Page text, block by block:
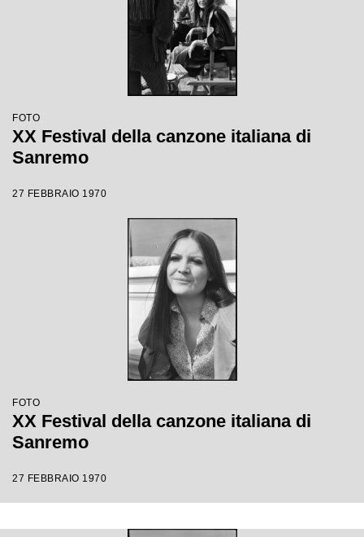
FOTO
XX Festival della canzone italiana di
Sanremo
27 FEBBRAIO 1970
FOTO
XX Festival della canzone italiana di
Sanremo
27 FEBBRAIO 1970